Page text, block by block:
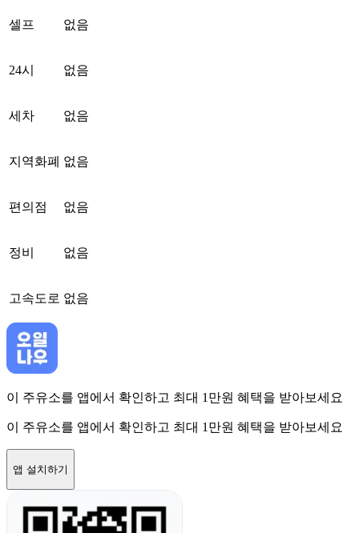
셀프 없음
24시 없음
세차 없음
지역화폐 없음
편의점 없음
정비 없음
고속도로 없음
이 주유소를 앱에서 확인하고 최대 1만원 혜택을 받아보세요
이 주유소를 앱에서 확인하고 최대 1만원 혜택을 받아보세요
앱 설치하기